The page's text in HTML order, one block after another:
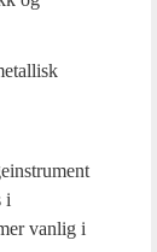
i
vanlig i